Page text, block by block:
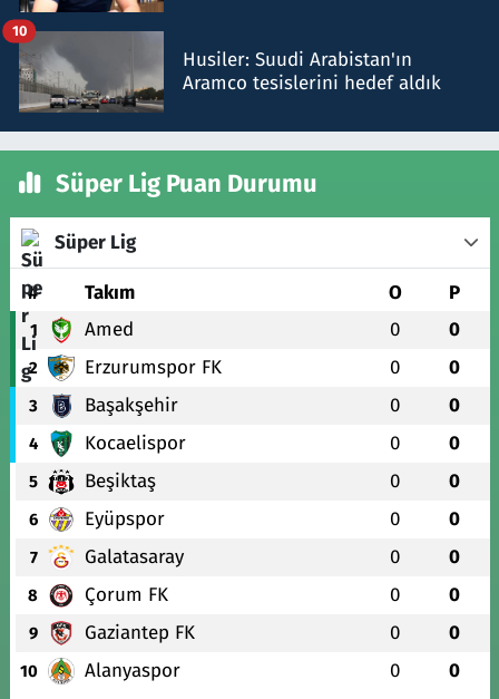
Husiler: Suudi Arabistan'ın
Aramco tesislerini hedef aldık
10
Süper Lig Puan Durumu
Süper Lig
# Takım O P
1 Amed 0 0
2 Erzurumspor FK 0 0
3 Başakşehir 0 0
4 Kocaelispor 0 0
5 Beşiktaş 0 0
6 Eyüpspor 0 0
7 Galatasaray 0 0
8 Çorum FK 0 0
9 Gaziantep FK 0 0
10 Alanyaspor 0 0